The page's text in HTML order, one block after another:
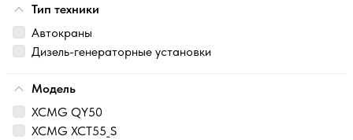
Тип техники
Автокраны
Дизель-генераторные установки
Модель
XCMG QY50
XCMG XCT55_S